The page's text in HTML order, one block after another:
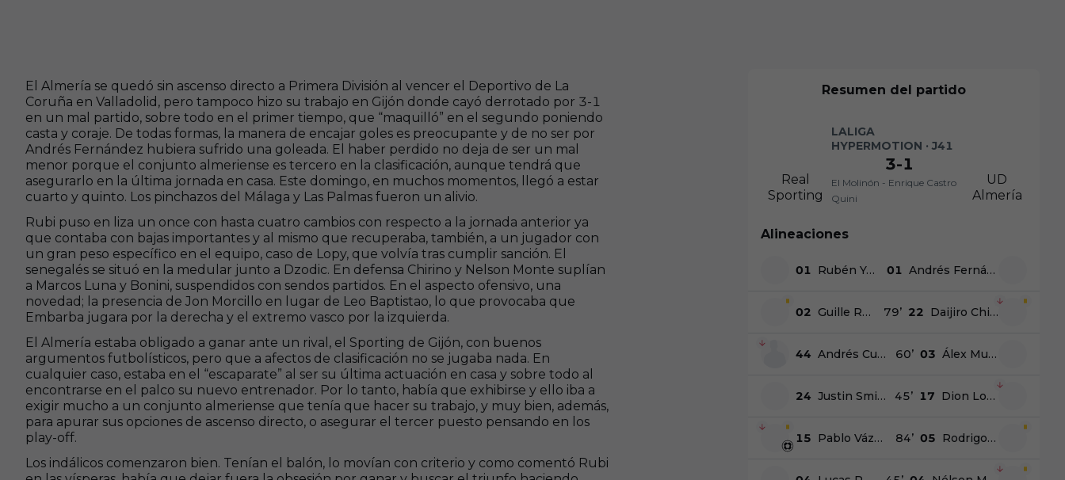
El Almería se quedó sin ascenso directo a Primera División al vencer el Deportivo de La
Coruña en Valladolid, pero tampoco hizo su trabajo en Gijón donde cayó derrotado por 3-1
en un mal partido, sobre todo en el primer tiempo, que “maquilló” en el segundo poniendo
casta y coraje. De todas formas, la manera de encajar goles es preocupante y de no ser por
Andrés Fernández hubiera sufrido una goleada. El haber perdido no deja de ser un mal
menor porque el conjunto almeriense es tercero en la clasificación, aunque tendrá que
asegurarlo en la última jornada en casa. Este domingo, en muchos momentos, llegó a estar
cuarto y quinto. Los pinchazos del Málaga y Las Palmas fueron un alivio.
Rubi puso en liza un once con hasta cuatro cambios con respecto a la jornada anterior ya
que contaba con bajas importantes y al mismo que recuperaba, también, a un jugador con
un gran peso específico en el equipo, caso de Lopy, que volvía tras cumplir sanción. El
senegalés se situó en la medular junto a Dzodic. En defensa Chirino y Nelson Monte suplían
a Marcos Luna y Bonini, suspendidos con sendos partidos. En el aspecto ofensivo, una
novedad; la presencia de Jon Morcillo en lugar de Leo Baptistao, lo que provocaba que
Embarba jugara por la derecha y el extremo vasco por la izquierda.
El Almería estaba obligado a ganar ante un rival, el Sporting de Gijón, con buenos
argumentos futbolísticos, pero que a afectos de clasificación no se jugaba nada. En
cualquier caso, estaba en el “escaparate” al ser su última actuación en casa y sobre todo al
encontrarse en el palco su nuevo entrenador. Por lo tanto, había que exhibirse y ello iba a
exigir mucho a un conjunto almeriense que tenía que hacer su trabajo, y muy bien, además,
para apurar sus opciones de ascenso directo, o asegurar el tercer puesto pensando en los
play-off.
Los indálicos comenzaron bien. Tenían el balón, lo movían con criterio y como comentó Rubi
Resumen del partido
Real
Sporting
LALIGA
HYPERMOTION · J41
3-1
El Molinón - Enrique Castro
Quini
UD
Almería
Alineaciones
01 Rubén Yáñez 01 Andrés Fernández
02 Guille Rosas 22 Daijiro Chirino
79’
44 Andrés Cuenca 60’ 03 Álex Muñoz
24 Justin Smith 17 Dion Lopy
45’
15 Pablo Vázquez 84’ 05 Rodrigo Ely